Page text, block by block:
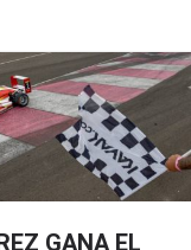
GANA EL